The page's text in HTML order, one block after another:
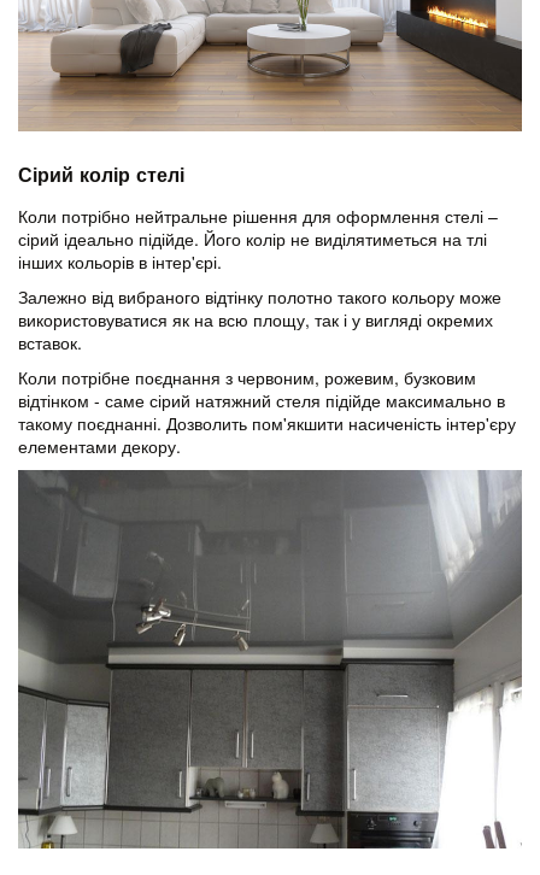
Сірий колір стелі
Коли потрібно нейтральне рішення для оформлення стелі –
сірий ідеально підійде. Його колір не виділятиметься на тлі
інших кольорів в інтер'єрі.
Залежно від вибраного відтінку полотно такого кольору може
використовуватися як на всю площу, так і у вигляді окремих
вставок.
Коли потрібне поєднання з червоним, рожевим, бузковим
відтінком - саме сірий натяжний стеля підійде максимально в
такому поєднанні. Дозволить пом'якшити насиченість інтер'єру
елементами декору.